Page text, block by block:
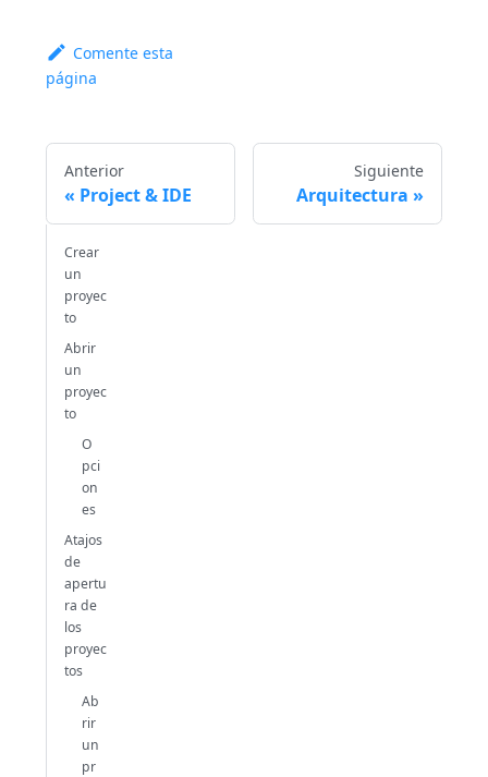
Comente esta
página
Anterior
Project & IDE
Siguiente
Arquitectura
Crear
un
proyec
to
Abrir
un
proyec
to
O
pci
on
es
Atajos
de
apertu
ra de
los
proyec
tos
Ab
rir
un
pr